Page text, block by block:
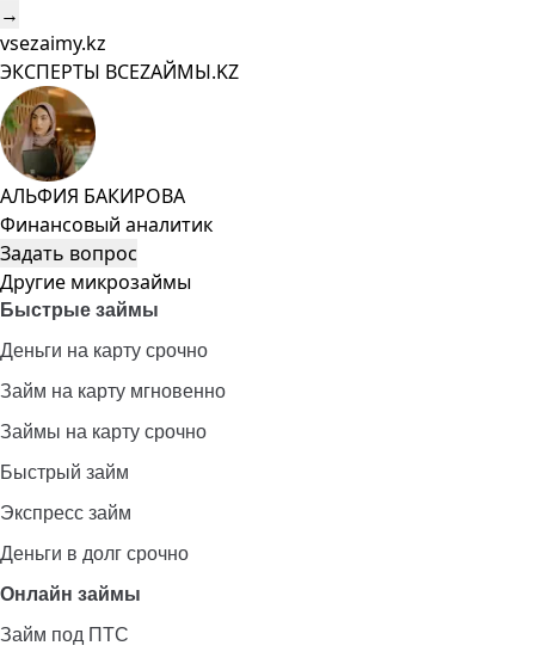
→
vsezaimy.kz
ЭКСПЕРТЫ ВСЕZAЙМЫ.KZ
АЛЬФИЯ БАКИРОВА
Финансовый аналитик
Задать вопрос
Другие микрозаймы
Быстрые займы
Деньги на карту срочно
Займ на карту мгновенно
Займы на карту срочно
Быстрый займ
Экспресс займ
Деньги в долг срочно
Онлайн займы
Займ под ПТС